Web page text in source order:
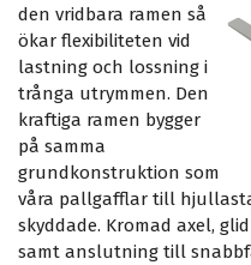
den vridbara ramen så
ökar flexibiliteten vid
lastning och lossning i
trånga utrymmen. Den
kraftiga ramen bygger
på samma
grundkonstruktion som
våra pallgafflar till
skyddade. Kromad axel,
samt anslutning till